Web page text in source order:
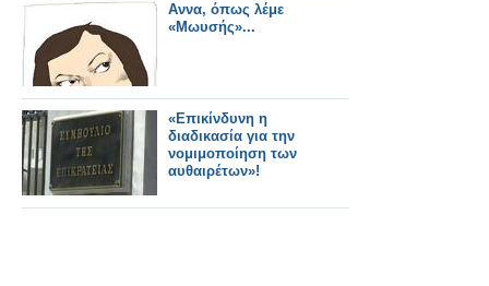
Αννα, όπως λέμε
«Μωυσής»...
«Επικίνδυνη η
διαδικασία για την
νομιμοποίηση των
αυθαιρέτων»!